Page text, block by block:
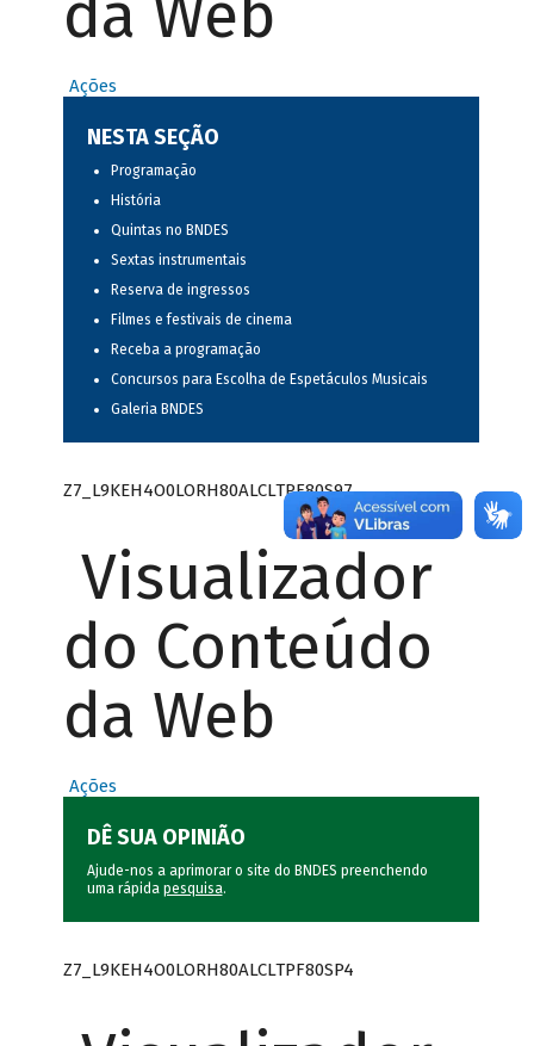
da Web
Ações
NESTA SEÇÃO
Programação
História
Quintas no BNDES
Sextas instrumentais
Reserva de ingressos
Filmes e festivais de cinema
Receba a programação
Concursos para Escolha de Espetáculos Musicais
Galeria BNDES
Z7_L9KEH4O0LORH80ALCLTPF80S97
Visualizador
do Conteúdo
da Web
Ações
DÊ SUA OPINIÃO
Ajude-nos a aprimorar o site do BNDES preenchendo
uma rápida pesquisa.
Z7_L9KEH4O0LORH80ALCLTPF80SP4